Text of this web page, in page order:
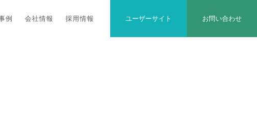
例 会社情報 採用情報 ユーザーサイト お問い合わせ